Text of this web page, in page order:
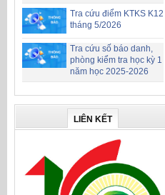
Tra cứu điểm KTKS K12
tháng 5/2026
Tra cứu số báo danh,
phòng kiểm tra học kỳ 1
năm học 2025-2026
LIÊN KẾT